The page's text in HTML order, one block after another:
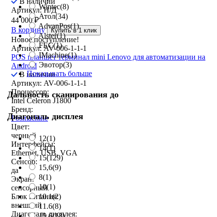
Wintec(8)
Атол(34)
AdvanPos(1)
Alster(1)
FEC(1)
IMachine(1)
Эвотор(3)
Показывать больше
Дальность сканирования до
Диагональ дисплея
12(1)
14(1)
15(129)
15,6(9)
8(1)
10(1)
10.1(2)
11.6(8)
Артикул: Н/Д
44 000₽
В корзину
Купить в 1 клик
Новое поступление!
Артикул: AV-006-1-1-1
POS планшет терминал mini Lenovo для автоматизации на
Android
В наличии
Артикул: AV-006-1-1-1
Процессор:
Intel Celeron J1800
Бренд:
Posmachine
Цвет:
черный
Интерфейсы:
Ethernet, USB, VGA
Сенсор:
да
Экран:
сенсорный
Блок питания:
внешний
Диагональ дисплея: